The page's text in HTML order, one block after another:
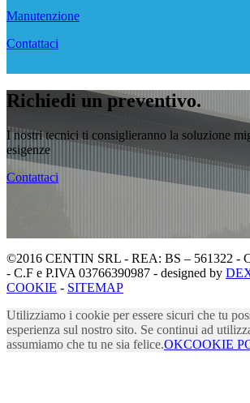
Manutenzione
Contattaci
Richiedi un preventivo.
I nostri tecnici ti consiglieranno la soluzione
esigenze
Contattaci
©2016 CENTIN SRL - REA: BS – 561322 -
- C.F e P.IVA 03766390987 - designed by
COOKIE - SITEMAP
Utilizziamo i cookie per essere sicuri che tu
esperienza sul nostro sito. Se continui ad
assumiamo che tu ne sia felice.OKCOOKIE